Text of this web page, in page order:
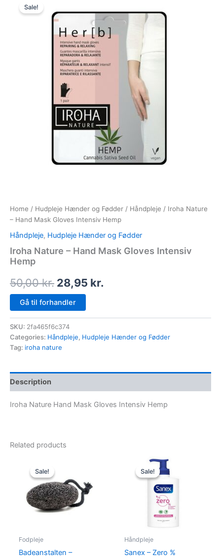
Sale!
Home / Hudpleje Hænder og Fødder / Håndpleje / Iroha Nature
– Hand Mask Gloves Intensiv Hemp
Håndpleje, Hudpleje Hænder og Fødder
Iroha Nature – Hand Mask Gloves Intensiv
Hemp
50,00kr.
price
was:
50,00 kr..
28,95 kr.
price
is:
28,95 kr..
Gå til forhandler
SKU: 2fa465f6c374
Categories: Håndpleje, Hudpleje Hænder og Fødder
Tag: iroha nature
Description
Iroha Nature Hand Mask Gloves Intensiv Hemp
Related products
Sale!
Sale!
Fodpleje
Badeanstalten –
price
was:
59,00 kr..49,00 kr..
Sale!
Sale!
Håndpleje
Sanex – Zero %
Original
price
was:
29,00 kr..